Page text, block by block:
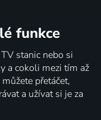
funkce
stanic nebo si
a cokoli mezi tím až
přetáčet,
a užívat si je za